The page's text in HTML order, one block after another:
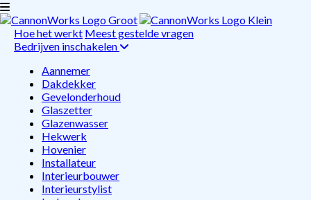
Hoe het werkt Meest gestelde vragen
Bedrijven inschakelen
Aannemer
Dakdekker
Gevelonderhoud
Glaszetter
Glazenwasser
Hekwerk
Hovenier
Installateur
Interieurbouwer
Interieurstylist